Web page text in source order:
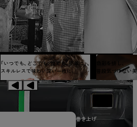
FRONTBACKTOP
「いつでも、どこでも、誰でも、簡単に」、
スキルレスで味わい深い一枚に。
普段気づけない
巻き上げ